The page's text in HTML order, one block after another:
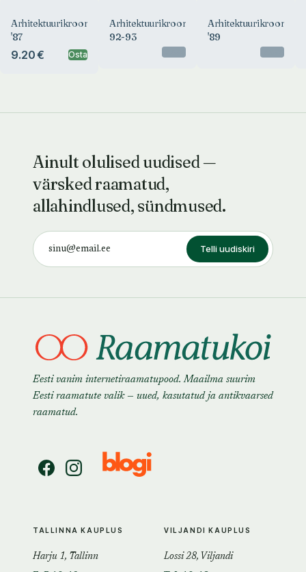
Arhitektuurikroonika
'87
9.20 € Osta
Arhitektuurikroonika
92-93
Arhitektuurikroonika
'89
Ainult olulised uudised —
värsked raamatud,
allahindlused, sündmused.
Telli uudiskiri
Eesti vanim internetiraamatupood. Maailma suurim
Eesti raamatute valik — uued, kasutatud ja antikvaarsed
raamatud.
TALLINNA KAUPLUS
Harju 1, Tallinn
VILJANDI KAUPLUS
Lossi 28, Viljandi